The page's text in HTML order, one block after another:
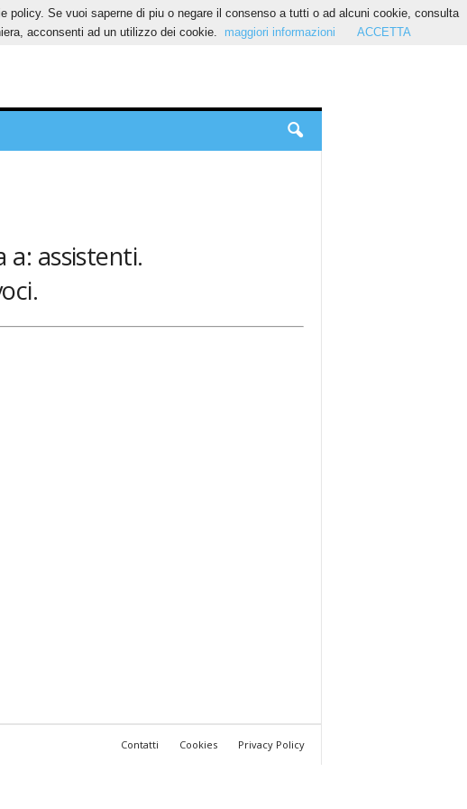
assistenti.
Contatti Cookies Privacy Policy
Se vuoi saperne di piu o negare il consenso a tutti o ad alcuni cookie, consulta
acconsenti ad un utilizzo dei cookie.
maggiori informazioni ACCETTA